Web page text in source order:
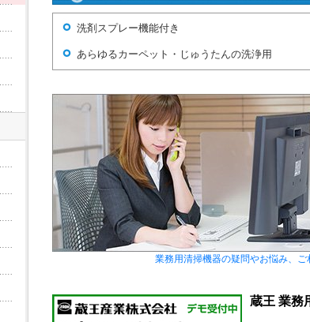
洗剤スプレー機能付き
あらゆるカーペット・じゅうたんの洗浄用
業務用清掃機器の疑問やお悩み、
蔵王 業務